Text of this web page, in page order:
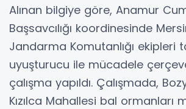
Alınan bilgiye göre, Anamur
Başsavcılığı koordinesinde
Jandarma Komutanlığı ekipleri
uyuşturucu ile mücadele
çalışma yapıldı. Çalışmada,
Kızılca Mahallesi bal ormanları